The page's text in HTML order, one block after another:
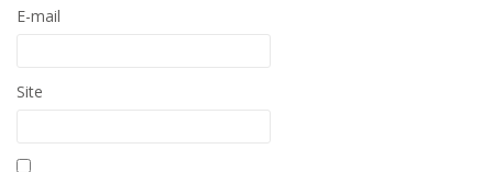
E-mail
Site